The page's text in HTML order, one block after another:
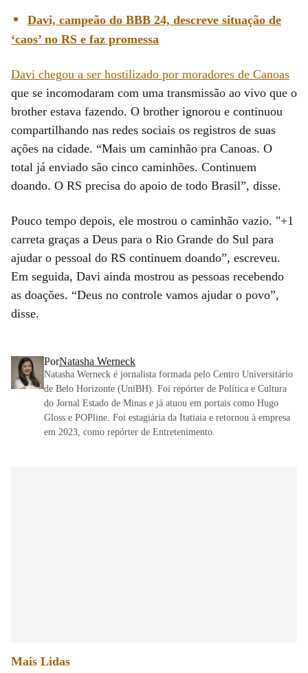
Davi, campeão do BBB 24, descreve situação de
‘caos’ no RS e faz promessa
Davi chegou a ser hostilizado por moradores de Canoas
que se incomodaram com uma transmissão ao vivo que o
brother estava fazendo. O brother ignorou e continuou
compartilhando nas redes sociais os registros de suas
ações na cidade. “Mais um caminhão pra Canoas. O
total já enviado são cinco caminhões. Continuem
doando. O RS precisa do apoio de todo Brasil”, disse.
Pouco tempo depois, ele mostrou o caminhão vazio. "+1
carreta graças a Deus para o Rio Grande do Sul para
ajudar o pessoal do RS continuem doando”, escreveu.
Em seguida, Davi ainda mostrou as pessoas recebendo
as doações. “Deus no controle vamos ajudar o povo”,
disse.
PorNatasha Werneck
Natasha Werneck é jornalista formada pelo Centro Universitário
de Belo Horizonte (UniBH). Foi repórter de Política e Cultura
do Jornal Estado de Minas e já atuou em portais como Hugo
Gloss e POPline. Foi estagiária da Itatiaia e retornou à empresa
em 2023, como repórter de Entretenimento.
Mais Lidas